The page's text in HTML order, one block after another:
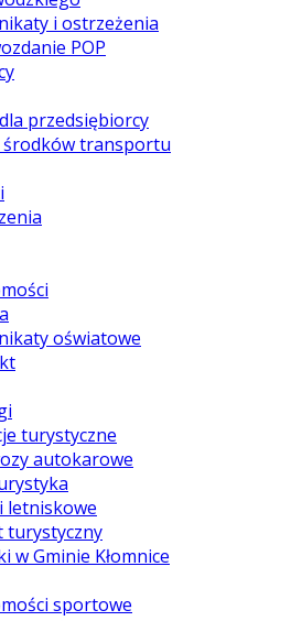
i ostrzeżenia
POP
przedsiębiorcy
środków transportu
oświatowe
turystyczne
autokarowe
letniskowe
turystyczny
w Gminie Kłomnice
sportowe